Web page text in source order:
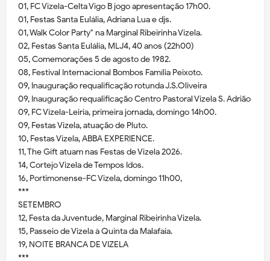
01, FC Vizela-Celta Vigo B jogo apresentação 17h00.
01, Festas Santa Eulália, Adriana Lua e djs.
01, Walk Color Party" na Marginal Ribeirinha Vizela.
02, Festas Santa Eulália, MLJ4, 40 anos (22h00)
05, Comemorações 5 de agosto de 1982.
08, Festival Internacional Bombos Família Peixoto.
09, Inauguração requalificação rotunda J.S.Oliveira
09, Inauguração requalificação Centro Pastoral Vizela S. Adrião
09, FC Vizela-Leiria, primeira jornada, domingo 14h00.
09, Festas Vizela, atuação de Pluto.
10, Festas Vizela, ABBA EXPERIENCE.
11, The Gift atuam nas Festas de Vizela 2026.
14, Cortejo Vizela de Tempos Idos.
16, Portimonense-FC Vizela, domingo 11h00,
***
SETEMBRO
12, Festa da Juventude, Marginal Ribeirinha Vizela.
15, Passeio de Vizela à Quinta da Malafaia.
19, NOITE BRANCA DE VIZELA
***